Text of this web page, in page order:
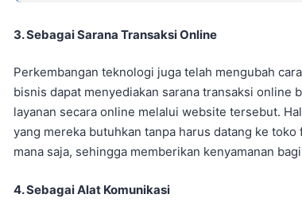
3. Sebagai Sarana Transaksi Online
Perkembangan teknologi juga telah mengubah
bisnis dapat menyediakan sarana transaksi online
layanan secara online melalui website tersebut.
yang mereka butuhkan tanpa harus datang ke
mana saja, sehingga memberikan kenyamanan
4. Sebagai Alat Komunikasi